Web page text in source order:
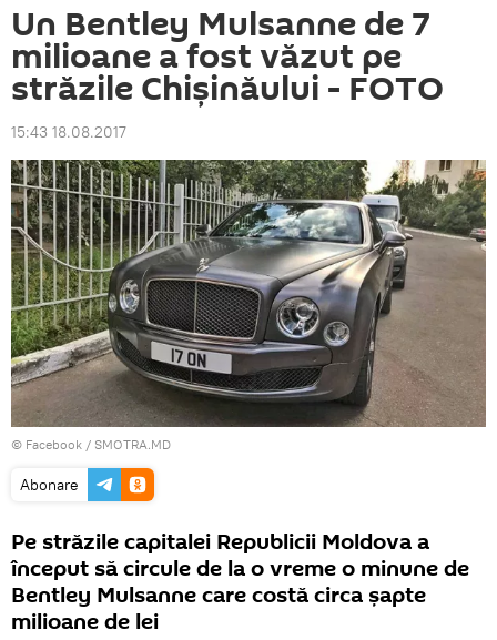
Un Bentley Mulsanne de 7
milioane a fost văzut pe
străzile Chișinăului - FOTO
15:43 18.08.2017
© Facebook / SMOTRA.MD
Abonare
Pe străzile capitalei Republicii Moldova a
început să circule de la o vreme o minune de
Bentley Mulsanne care costă circa șapte
milioane de lei